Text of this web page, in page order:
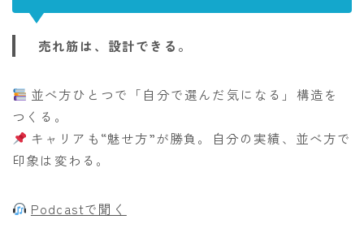
売れ筋は、設計できる。
並べ方ひとつで「自分で選んだ気になる」構造を
つくる。
キャリアも“魅せ方”が勝負。自分の実績、並べ方で
印象は変わる。
Podcastで聞く